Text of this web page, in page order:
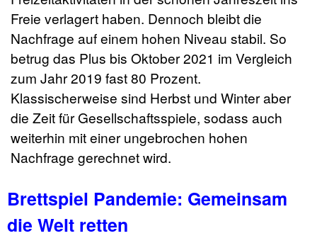
Freie verlagert haben. Dennoch bleibt die
Nachfrage auf einem hohen Niveau stabil. So
betrug das Plus bis Oktober 2021 im Vergleich
zum Jahr 2019 fast 80 Prozent.
Klassischerweise sind Herbst und Winter aber
die Zeit für Gesellschaftsspiele, sodass auch
weiterhin mit einer ungebrochen hohen
Nachfrage gerechnet wird.
Brettspiel Pandemie: Gemeinsam
die Welt retten